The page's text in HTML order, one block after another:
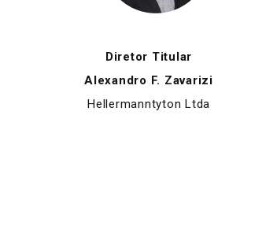
Diretor Titular
Alexandro F. Zavarizi
Hellermanntyton Ltda